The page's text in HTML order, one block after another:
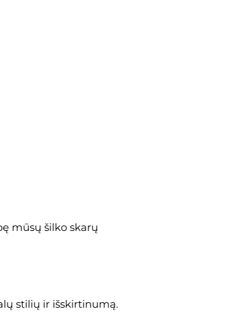
mūsų šilko skarų
stilių ir išskirtinumą.